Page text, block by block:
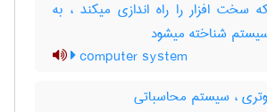
افزار را راه اندازی میکند ، به
سیستم شناخته میشود
computer system
، سیستم محاسباتی